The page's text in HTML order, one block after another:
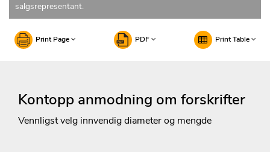
salgsrepresentant.
Print Page PDF Print Table
Kontopp anmodning om forskrifter
Vennligst velg innvendig diameter og mengde